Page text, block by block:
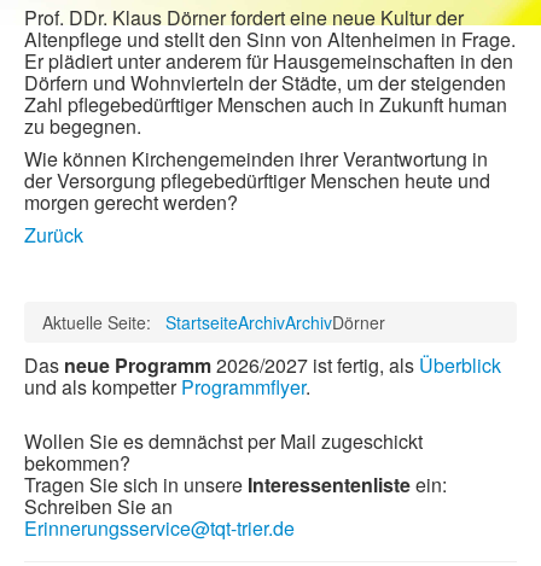
Prof. DDr. Klaus Dörner fordert eine neue Kultur der
Altenpflege und stellt den Sinn von Altenheimen in Frage.
Er plädiert unter anderem für Hausgemeinschaften in den
Dörfern und Wohnvierteln der Städte, um der steigenden
Zahl pflegebedürftiger Menschen auch in Zukunft human
zu begegnen.
Wie können Kirchengemeinden ihrer Verantwortung in
der Versorgung pflegebedürftiger Menschen heute und
morgen gerecht werden?
Zurück
Aktuelle Seite: StartseiteArchivArchivDörner
Das neue Programm2026/2027 ist fertig, als Überblick
und als kompetterProgrammflyer.
Wollen Sie es demnächst per Mail zugeschickt
bekommen?
Tragen Sie sich in unsere Interessentenlisteein:
Schreiben Sie an
Erinnerungsservice@tqt-trier.de